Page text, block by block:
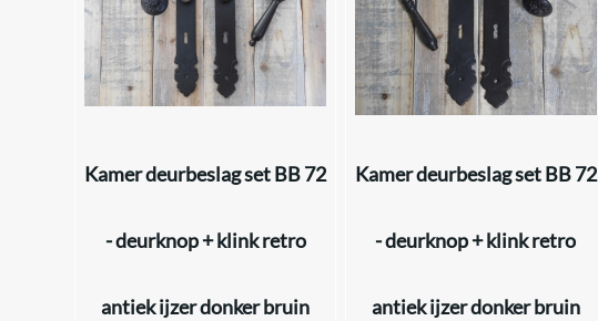
Kamer deurbeslag set BB 72
- deurknop + klink retro
antiek ijzer donker bruin
Kamer deurbeslag set BB 72
- deurknop + klink retro
antiek ijzer donker bruin